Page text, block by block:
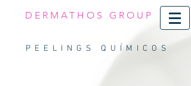
DERMATHOS GROUP
PEELINGS QUÍMICOS